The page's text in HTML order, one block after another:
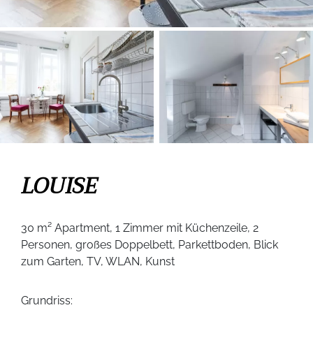
LOUISE
30 m² Apartment, 1 Zimmer mit Küchenzeile, 2
Personen, großes Doppelbett, Parkettboden, Blick
zum Garten, TV, WLAN, Kunst
Grundriss: